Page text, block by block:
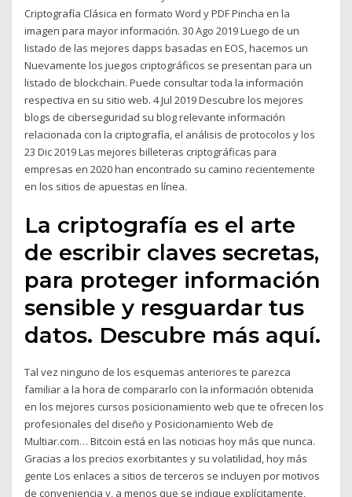
Criptografía Clásica en formato Word y PDF Pincha en la
imagen para mayor información. 30 Ago 2019 Luego de un
listado de las mejores dapps basadas en EOS, hacemos un
Nuevamente los juegos criptográficos se presentan para un
listado de blockchain. Puede consultar toda la información
respectiva en su sitio web. 4 Jul 2019 Descubre los mejores
blogs de ciberseguridad su blog relevante información
relacionada con la criptografía, el análisis de protocolos y los
23 Dic 2019 Las mejores billeteras criptográficas para
empresas en 2020 han encontrado su camino recientemente
en los sitios de apuestas en línea.
La criptografía es el arte
de escribir claves secretas,
para proteger información
sensible y resguardar tus
datos. Descubre más aquí.
Tal vez ninguno de los esquemas anteriores te parezca
familiar a la hora de compararlo con la información obtenida
en los mejores cursos posicionamiento web que te ofrecen los
profesionales del diseño y Posicionamiento Web de
Multiar.com… Bitcoin está en las noticias hoy más que nunca.
Gracias a los precios exorbitantes y su volatilidad, hoy más
gente Los enlaces a sitios de terceros se incluyen por motivos
de conveniencia y, a menos que se indique explícitamente,